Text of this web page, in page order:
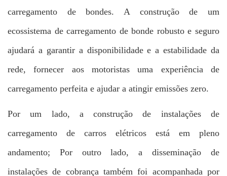
carregamento de bondes. A construção de um
ecossistema de carregamento de bonde robusto e seguro
ajudará a garantir a disponibilidade e a estabilidade da
rede, fornecer aos motoristas uma experiência de
carregamento perfeita e ajudar a atingir emissões zero.
Por um lado, a construção de instalações de
carregamento de carros elétricos está em pleno
andamento; Por outro lado, a disseminação de
instalações de cobrança também foi acompanhada por